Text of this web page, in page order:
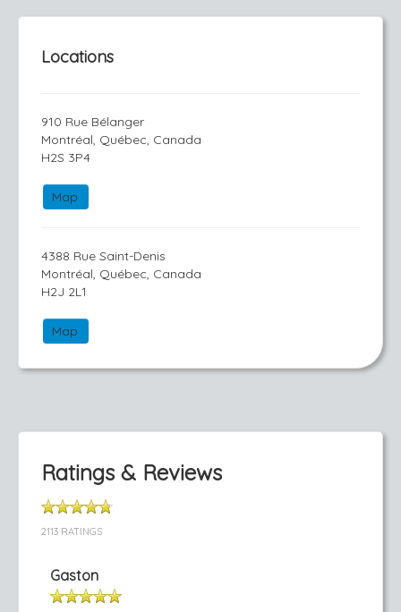
Locations
910 Rue Bélanger
Montréal, Québec, Canada
H2S 3P4
Map
4388 Rue Saint-Denis
Montréal, Québec, Canada
H2J 2L1
Map
Ratings & Reviews
2113 RATINGS
Gaston